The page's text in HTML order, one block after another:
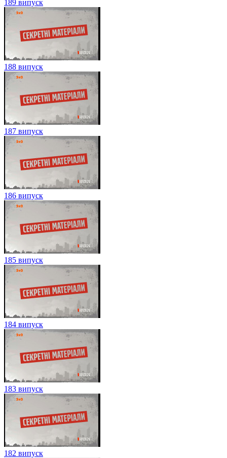
189 випуск
188 випуск
187 випуск
186 випуск
185 випуск
184 випуск
183 випуск
182 випуск